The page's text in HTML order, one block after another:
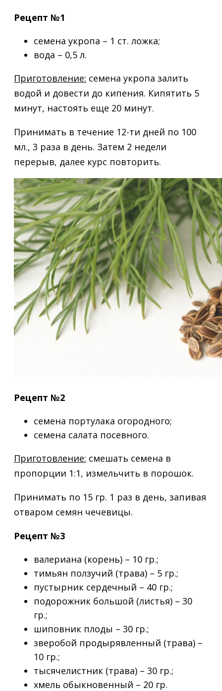
Рецепт №1
семена укропа – 1 ст. ложка;
вода – 0,5 л.
Приготовление: семена укропа залить
водой и довести до кипения. Кипятить 5
минут, настоять еще 20 минут.
Принимать в течение 12-ти дней по 100
мл., 3 раза в день. Затем 2 недели
перерыв, далее курс повторить.
Рецепт №2
семена портулака огородного;
семена салата посевного.
Приготовление: смешать семена в
пропорции 1:1, измельчить в порошок.
Принимать по 15 гр. 1 раз в день, запивая
отваром семян чечевицы.
Рецепт №3
валериана (корень) – 10 гр.;
тимьян ползучий (трава) – 5 гр.;
пустырник сердечный – 40 гр.;
подорожник большой (листья) – 30
гр.;
шиповник плоды – 30 гр.;
зверобой продырявленный (трава) –
10 гр.;
тысячелистник (трава) – 30 гр.;
хмель обыкновенный – 20 гр.